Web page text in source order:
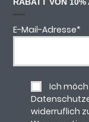
E-Mail-Adresse*
Ich
widerruflich